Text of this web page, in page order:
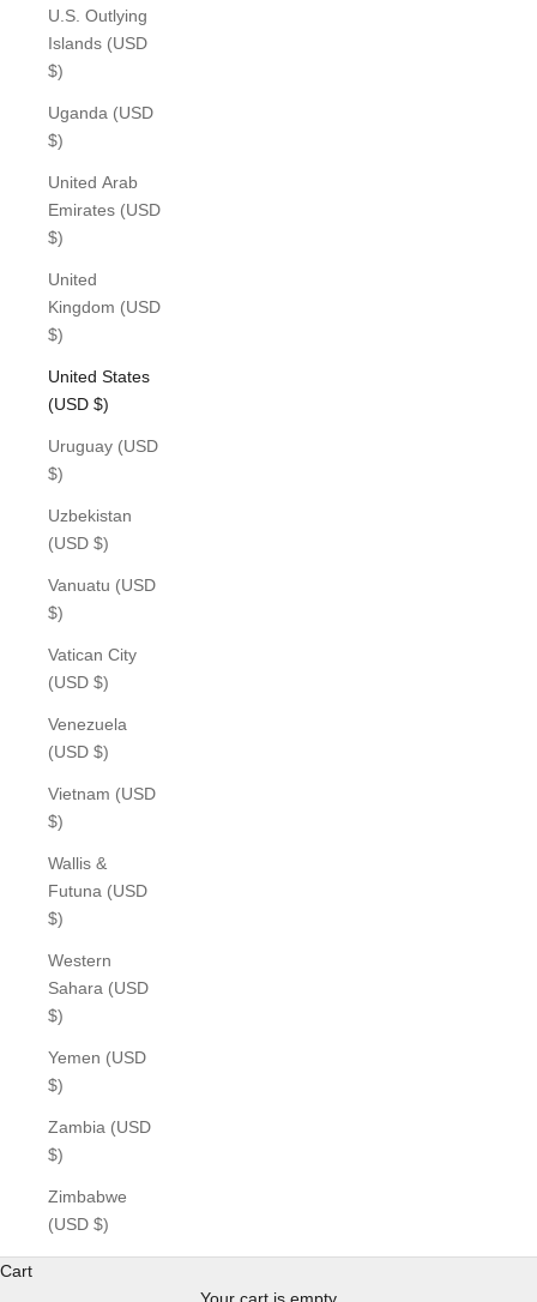
U.S. Outlying
Islands (USD
$)
Uganda (USD
$)
United Arab
Emirates (USD
$)
United
Kingdom (USD
$)
United States
(USD $)
Uruguay (USD
$)
Uzbekistan
(USD $)
Vanuatu (USD
$)
Vatican City
(USD $)
Venezuela
(USD $)
Vietnam (USD
$)
Wallis &
Futuna (USD
$)
Western
Sahara (USD
$)
Yemen (USD
$)
Zambia (USD
$)
Zimbabwe
(USD $)
Cart
Your cart is empty